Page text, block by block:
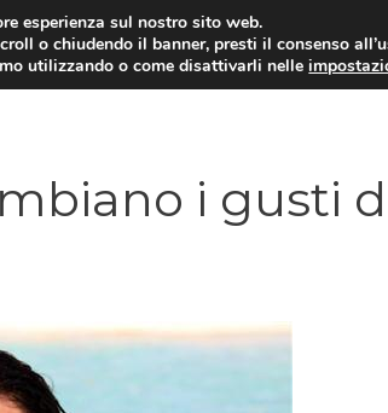
DIPENDENZE RELAZIONI
i gusti
esperienza sul nostro sito web.
o chiudendo il banner, presti il consenso
utilizzando o come disattivarli nelle